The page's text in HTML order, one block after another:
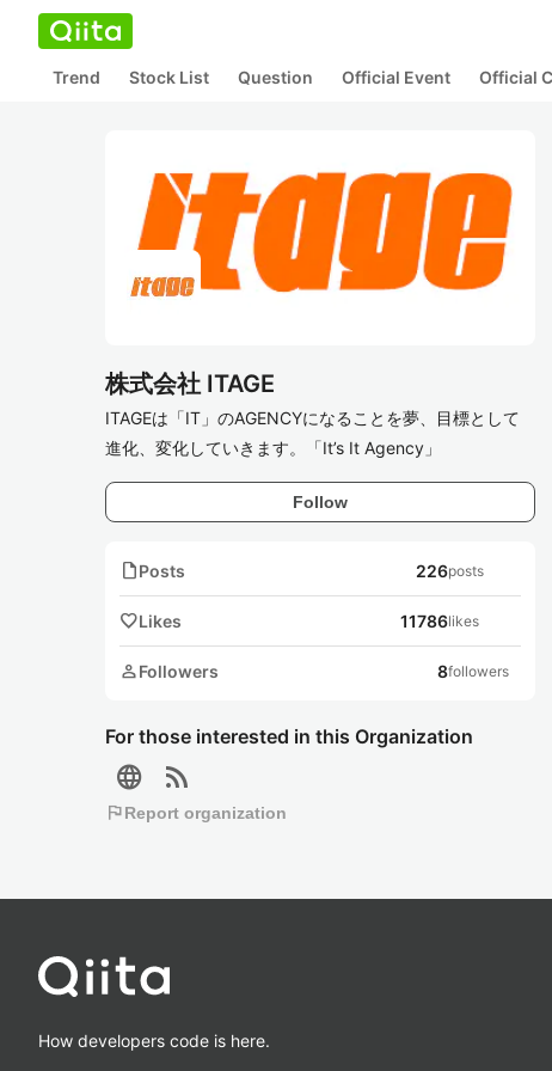
Trend Stock List Question Official Event Official
株式会社 ITAGE
ITAGEは「IT」のAGENCYになることを夢、目標として
進化、変化していきます。「It’s It Agency」
Follow
notePosts 226posts
favoriteLikes 11786likes
personFollowers 8followers
For those interested in this Organization
language rss_feed
flagReport organization
How developers code is here.